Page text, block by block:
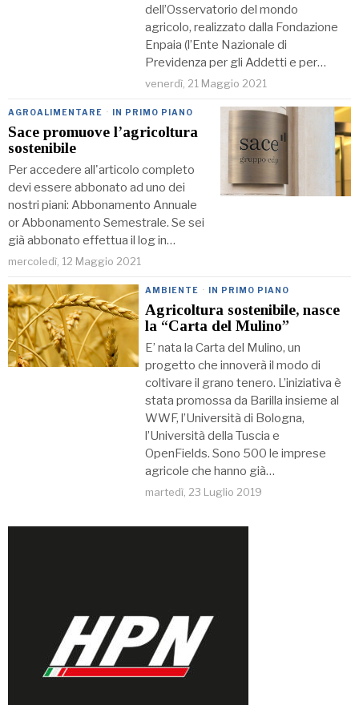
dell’Osservatorio del mondo
agricolo, realizzato dalla Fondazione
Enpaia (l’Ente Nazionale di
Previdenza per gli Addetti e per…
venerdì, 21 Maggio 2021
AGROALIMENTARE · IN PRIMO PIANO
Sace promuove l’agricoltura
sostenibile
Per accedere all'articolo completo
devi essere abbonato ad uno dei
nostri piani: Abbonamento Annuale
or Abbonamento Semestrale. Se sei
già abbonato effettua il log in…
mercoledì, 12 Maggio 2021
AMBIENTE · IN PRIMO PIANO
Agricoltura sostenibile, nasce
la “Carta del Mulino”
E’ nata la Carta del Mulino, un
progetto che innoverà il modo di
coltivare il grano tenero. L’iniziativa è
stata promossa da Barilla insieme al
WWF, l’Università di Bologna,
l’Università della Tuscia e
OpenFields. Sono 500 le imprese
agricole che hanno già…
martedì, 23 Luglio 2019